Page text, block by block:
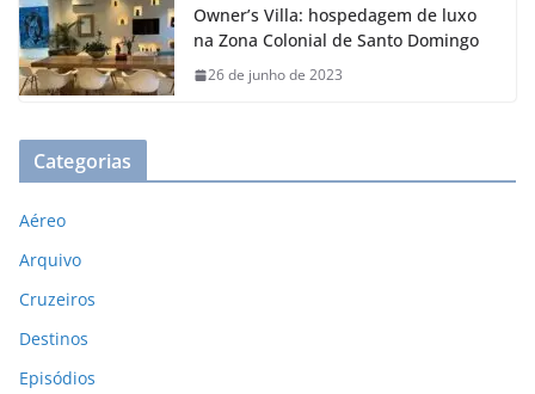
Owner’s Villa: hospedagem de luxo
na Zona Colonial de Santo Domingo
26 de junho de 2023
Categorias
Aéreo
Arquivo
Cruzeiros
Destinos
Episódios